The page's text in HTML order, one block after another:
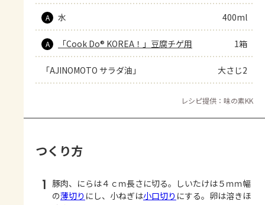
A 水 400ml
A 「Cook Do® KOREA！」豆腐チゲ用 1箱
「AJINOMOTO サラダ油」 大さじ2
レシピ提供：味の素KK
つくり方
1 豚肉、にらは４ｃｍ長さに切る。しいたけは５ｍｍ幅
の薄切り にし、小ねぎは小口切り にする。卵は溶きほ